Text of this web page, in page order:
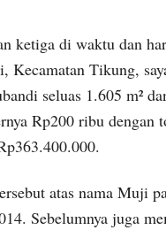
ketiga di waktu dan
Kecamatan Tikung,
seluas 1.605 m²
Rp200 ribu dengan
atas nama Muji
Sebelumnya juga